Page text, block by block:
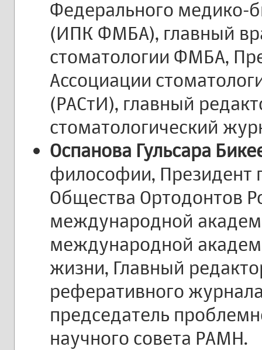
Федерального медико-
(ИПК ФМБА), главный
стоматологии ФМБА,
Ассоциации
(РАСтИ), главный
стоматологический
Оспанова Гульсара
философии, Президент
Общества Ортодонтов
международной
международной
жизни, Главный
реферативного
председатель
научного совета РАМН.